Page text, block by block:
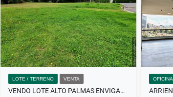
LOTE / TERRENO VENTA
VENDO LOTE ALTO PALMAS ENVIGADO VDA LA ESPERANZA PLANO EN PARCELACION
OFICINA